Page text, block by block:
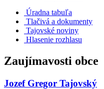
Úradna tabuľa
Tlačivá a dokumenty
Tajovské noviny
Hlasenie rozhlasu
Zaujímavosti obce
Jozef Gregor Tajovský